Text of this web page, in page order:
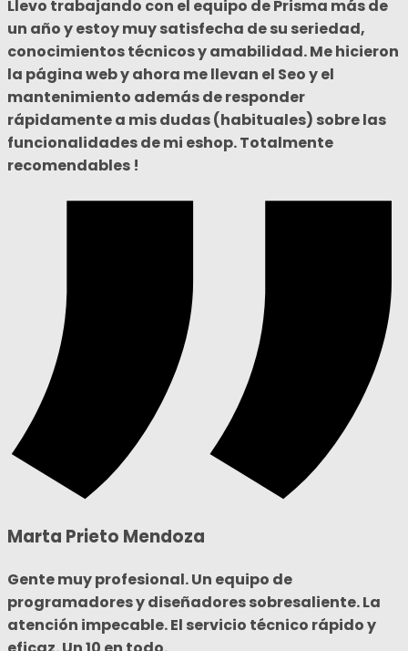
Llevo trabajando con el equipo de Prisma más de
un año y estoy muy satisfecha de su seriedad,
conocimientos técnicos y amabilidad. Me hicieron
la página web y ahora me llevan el Seo y el
mantenimiento además de responder
rápidamente a mis dudas (habituales) sobre las
funcionalidades de mi eshop. Totalmente
recomendables !
Marta Prieto Mendoza
Gente muy profesional. Un equipo de
programadores y diseñadores sobresaliente. La
atención impecable. El servicio técnico rápido y